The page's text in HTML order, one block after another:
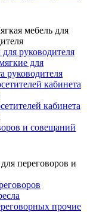
мебель для
руководителя
для
руководителя
кабинета
кабинета
и совещаний
переговоров и
прочие